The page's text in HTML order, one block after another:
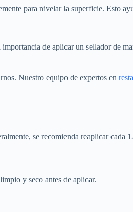
para nivelar la superficie. Esto
de aplicar un sellador de
Nuestro equipo de expertos en
se recomienda reaplicar cada
y seco antes de aplicar.